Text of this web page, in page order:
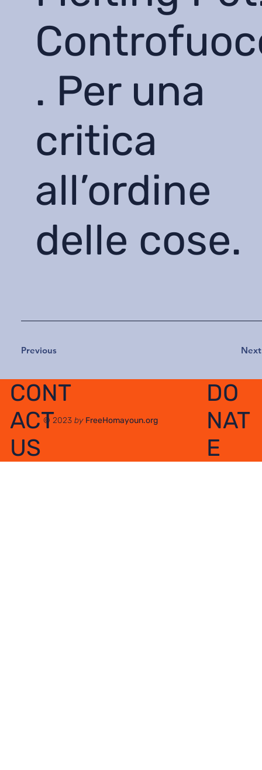
. Per una
critica
all’ordine
delle cose.
Previous Next
CONT
ACT
US
DO
NAT
E
© 2023by FreeHomayoun.org